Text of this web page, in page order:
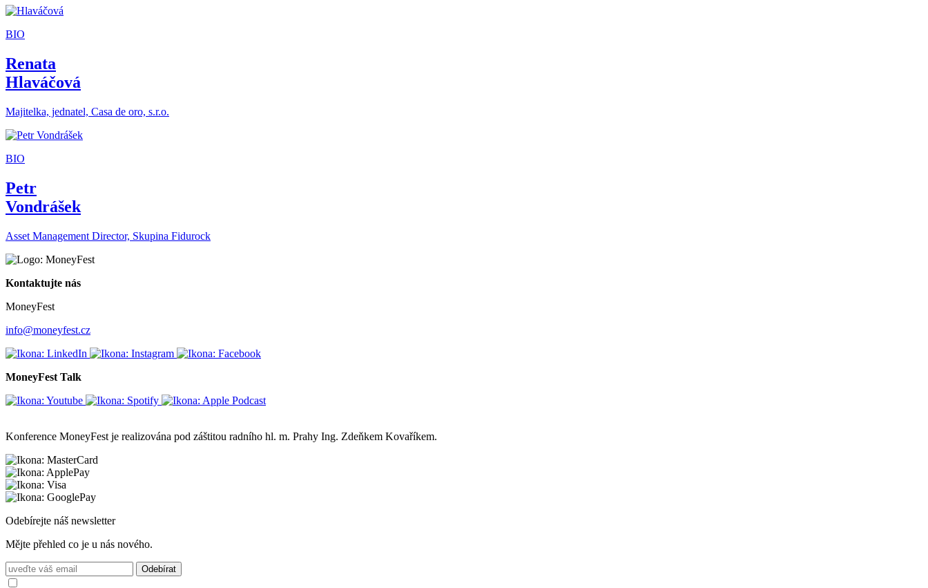
BIO
Renata
Hlaváčová
Majitelka, jednatel, Casa de oro, s.r.o.
BIO
Petr
Vondrášek
Asset Management Director, Skupina Fidurock
Kontaktujte nás
MoneyFest
info@moneyfest.cz
MoneyFest Talk
Konference MoneyFest je realizována pod záštitou radního hl. m. Prahy Ing. Zdeňkem Kovaříkem.
Odebírejte náš newsletter
Mějte přehled co je u nás nového.
Odebírat